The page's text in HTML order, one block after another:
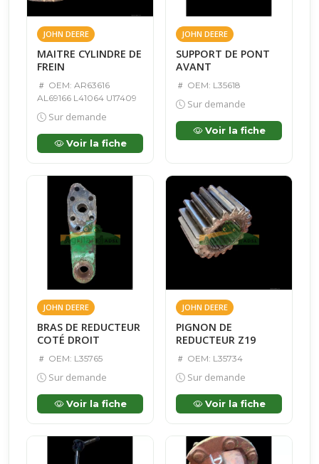
JOHN DEERE
MAITRE CYLINDRE DE
FREIN
OEM: AR63616
AL69166 L41064 U17409
Sur demande
Voir la fiche
JOHN DEERE
SUPPORT DE PONT
AVANT
OEM: L35618
Sur demande
Voir la fiche
JOHN DEERE
BRAS DE REDUCTEUR
COTÉ DROIT
OEM: L35765
Sur demande
Voir la fiche
JOHN DEERE
PIGNON DE
REDUCTEUR Z19
OEM: L35734
Sur demande
Voir la fiche